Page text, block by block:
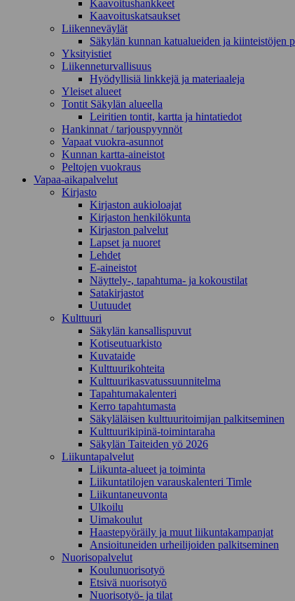
Kaavoitushankkeet
Kaavoituskatsaukset
Liikenneväylät
Säkylän kunnan katualueiden ja kiinteistöjen
Yksityistiet
Liikenneturvallisuus
Hyödyllisiä linkkejä ja materiaaleja
Yleiset alueet
Tontit Säkylän alueella
Leiritien tontit, kartta ja hintatiedot
Hankinnat / tarjouspyynnöt
Vapaat vuokra-asunnot
Kunnan kartta-aineistot
Peltojen vuokraus
Vapaa-aika­palvelut
Kirjasto
Kirjaston aukioloajat
Kirjaston henkilökunta
Kirjaston palvelut
Lapset ja nuoret
Lehdet
E-aineistot
Näyttely-, tapahtuma- ja kokoustilat
Satakirjastot
Uutuudet
Kulttuuri
Säkylän kansallispuvut
Kotiseutuarkisto
Kuvataide
Kulttuurikohteita
Kulttuurikasvatussuunnitelma
Tapahtumakalenteri
Kerro tapahtumasta
Säkyläläisen kulttuuritoimijan palkitseminen
Kulttuurikipinä-toimintaraha
Säkylän Taiteiden yö 2026
Liikuntapalvelut
Liikunta-alueet ja toiminta
Liikuntatilojen varauskalenteri Timle
Liikuntaneuvonta
Ulkoilu
Uimakoulut
Haastepyöräily ja muut liikuntakampanjat
Ansioituneiden urheilijoiden palkitseminen
Nuorisopalvelut
Koulunuorisotyö
Etsivä nuorisotyö
Nuorisotyö- ja tilat